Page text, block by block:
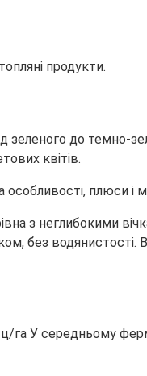
продукти.
до темно-
квітів.
з неглибокими
без
ц/га У середньому